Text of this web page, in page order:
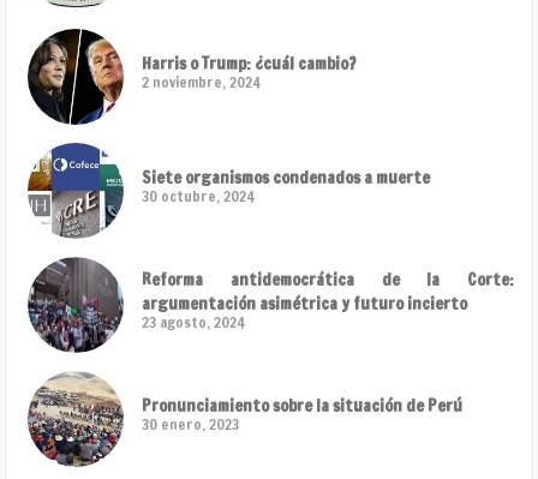
Harris o Trump: ¿cuál cambio?
2 noviembre, 2024
Siete organismos condenados a muerte
30 octubre, 2024
Reforma antidemocrática de la Corte:
argumentación asimétrica y futuro incierto
23 agosto, 2024
Pronunciamiento sobre la situación de Perú
30 enero, 2023